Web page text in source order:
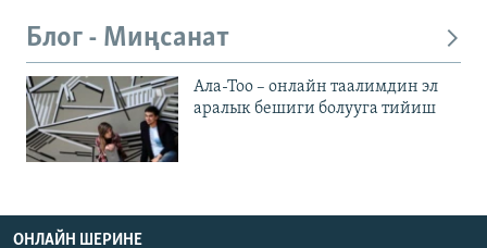
Блог - Миңсанат
Ала-Тоо – онлайн таалимдин эл
аралык бешиги болууга тийиш
ОНЛАЙН ШЕРИНЕ